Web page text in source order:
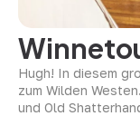
Hugh! In diesem
zum Wilden
und Old